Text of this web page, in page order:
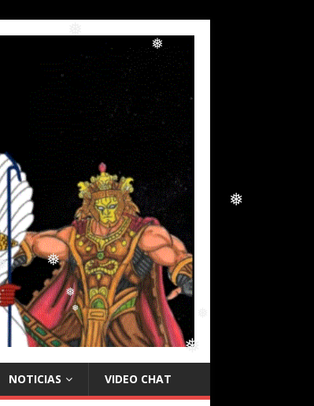
❅
❅ ❅
❅
❅
❅
NOTICIAS VIDEO CHAT